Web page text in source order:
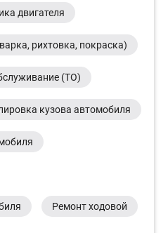
двигателя
рихтовка, покраска)
(ТО)
кузова автомобиля
Ремонт ходовой